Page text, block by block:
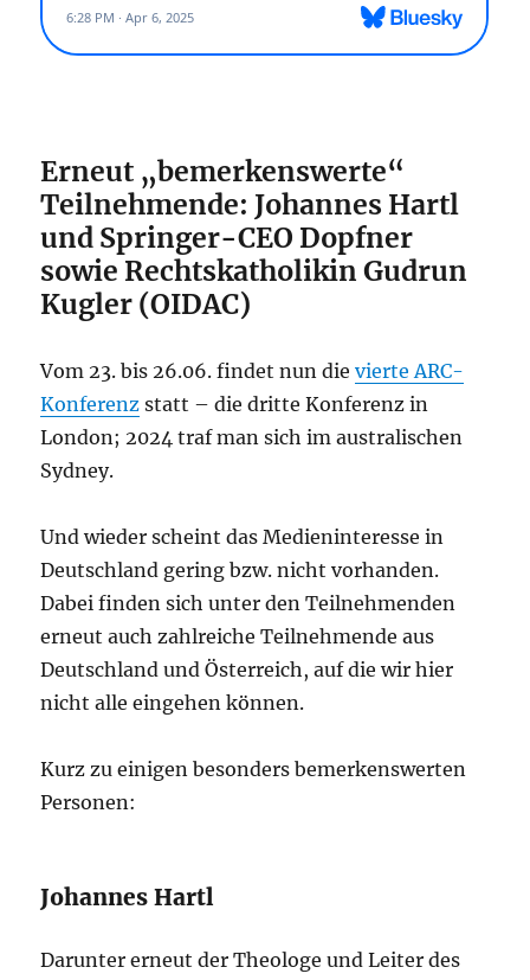
Erneut „bemerkenswerte“
Teilnehmende: Johannes Hartl
und Springer-CEO Dopfner
sowie Rechtskatholikin Gudrun
Kugler (OIDAC)
Vom 23. bis 26.06. findet nun dievierte ARC-
Konferenz statt – die dritte Konferenz in
London; 2024 traf man sich im australischen
Sydney.
Und wieder scheint das Medieninteresse in
Deutschland gering bzw. nicht vorhanden.
Dabei finden sich unter den Teilnehmenden
erneut auch zahlreiche Teilnehmende aus
Deutschland und Österreich, auf die wir hier
nicht alle eingehen können.
Kurz zu einigen besonders bemerkenswerten
Personen:
Johannes Hartl
Darunter erneut der Theologe und Leiter des